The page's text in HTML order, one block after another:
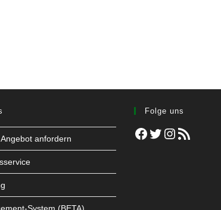
anfordern
System (BETA)
Folge uns
Facebook
TwitterInstagram
RSS-Feed